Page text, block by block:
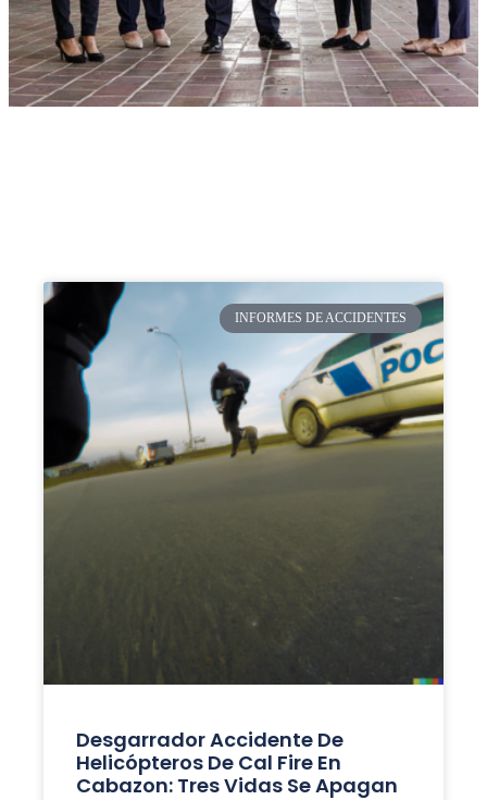
INFORMES DE ACCIDENTES
Desgarrador Accidente De
Helicópteros De Cal Fire En
Cabazon: Tres Vidas Se Apagan